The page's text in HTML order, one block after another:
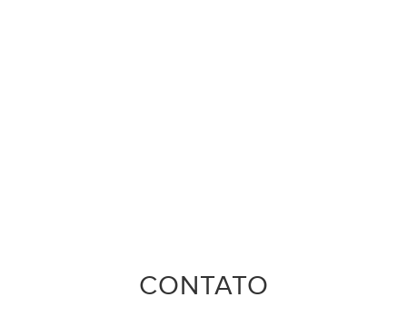
CONTATO